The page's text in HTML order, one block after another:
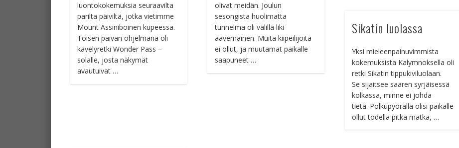
luontokokemuksia seuraavilta
parilta päiviltä, jotka vietimme
Mount Assiniboinen kupeessa.
Toisen päivän ohjelmana oli
kävelyretki Wonder Pass –
solalle, josta näkymät
avautuivat …
olivat meidän. Joulun
sesongista huolimatta
tunnelma oli välillä liki
aavemainen. Muita kiipeilijöitä
ei ollut, ja muutamat paikalle
saapuneet …
Sikatin luolassa
Yksi mieleenpainuvimmista
kokemuksista Kalymnoksella oli
retki Sikatin tippukiviluolaan.
Se sijaitsee saaren syrjäisessä
kolkassa, minne ei johda
tietä. Polkupyörällä olisi paikalle
ollut todella pitkä matka, …